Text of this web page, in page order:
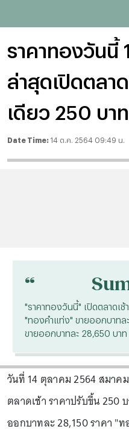
ราคาทองวันนี้
ล่าสุดเปิดตลา
เดียว 250 บาท
Date Time: 14 ต.ค. 2564 09:49 น.
“
"ราคาทองวันนี้" เปิดตลาดเช้
"ทองคำแท่ง" ขายออกบาท
ขายออกบาทละ 28,650 บาท
วันที่ 14 ตุลาคม 2564 สมาค
ตลาดเช้า ราคาปรับขึ้น 250
ออกบาทละ 28,150 ราคา "